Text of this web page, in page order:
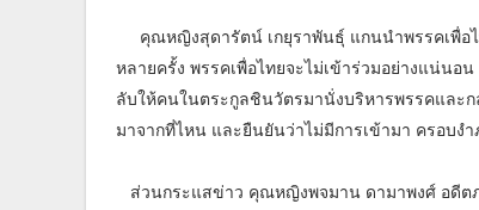
คุณหญิงสุดารัตน์ เกยุราพันธุ์ แกนนำพรรคเพื่อไ
หลายครั้ง พรรคเพื่อไทยจะไม่เข้าร่วมอย่างแน่น
ลับให้คนในตระกูลชินวัตรมานั่งบริหารพรรคและ
มาจากที่ไหน และยืนยันว่าไม่มีการเข้ามา ครอบ
ส่วนกระแสข่าว คุณหญิงพจมาน ดามาพงศ์ อดีต